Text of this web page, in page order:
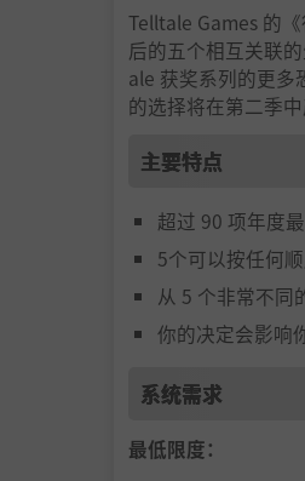
Telltale Games 的
后的五个相互关联
ale 获奖系列的更
的选择将在第二季中
主要特点
超过 90 项年度
5个可以按任何
从 5 个非常不同
你的决定会影响
系统需求
最低限度：